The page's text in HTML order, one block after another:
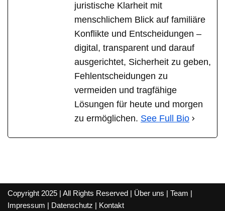
juristische Klarheit mit
menschlichem Blick auf familiäre
Konflikte und Entscheidungen –
digital, transparent und darauf
ausgerichtet, Sicherheit zu geben,
Fehlentscheidungen zu
vermeiden und tragfähige
Lösungen für heute und morgen
zu ermöglichen. See Full Bio
Copyright 2025 | All Rights Reserved | Über uns | Team |
Impressum | Datenschutz | Kontakt